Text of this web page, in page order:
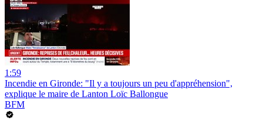
1:59
Incendie en Gironde: "Il y a toujours un peu d'appréhension",
explique le maire de Lanton Loïc Ballongue
BFM